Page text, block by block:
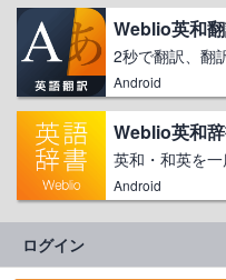
Weblio英和
2秒で翻訳、翻
Android
Weblio英和
英和・和英を
Android
ログイン